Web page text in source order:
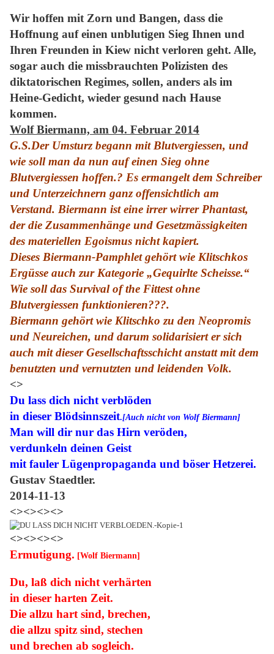
Wir hoffen mit Zorn und Bangen, dass die
Hoffnung auf einen unblutigen Sieg Ihnen und
Ihren Freunden in Kiew nicht verloren geht. Alle,
sogar auch die missbrauchten Polizisten des
diktatorischen Regimes, sollen, anders als im
Heine-Gedicht, wieder gesund nach Hause
kommen.
Wolf Biermann, am 04. Februar 2014
G.S.Der Umsturz begann mit Blutvergiessen, und
wie soll man da nun auf einen Sieg ohne
Blutvergiessen hoffen.? Es ermangelt dem Schreiber
und Unterzeichnern ganz offensichtlich am
Verstand. Biermann ist eine irrer wirrer Phantast,
der die Zusammenhänge und Gesetzmässigkeiten
des materiellen Egoismus nicht kapiert.
Dieses Biermann-Pamphlet gehört wie Klitschkos
Ergüsse auch zur Kategorie „Gequirlte Scheisse.“
Wie soll das Survival of the Fittest ohne
Blutvergiessen funktionieren???.
Biermann gehört wie Klitschko zu den Neopromis
und Neureichen, und darum solidarisiert er sich
auch mit dieser Gesellschaftsschicht anstatt mit dem
benutzten und vernutzten und leidenden Volk.
<>
Du lass dich nicht verblöden
in dieser Blödsinnszeit.[Auch nicht von Wolf Biermann]
Man will dir nur das Hirn veröden,
verdunkeln deinen Geist
mit fauler Lügenpropaganda und böser Hetzerei.
Gustav Staedtler.
2014-11-13
<><><><>
<><><><>
Ermutigung. [Wolf Biermann]
Du, laß dich nicht verhärten
in dieser harten Zeit.
Die allzu hart sind, brechen,
die allzu spitz sind, stechen
und brechen ab sogleich.